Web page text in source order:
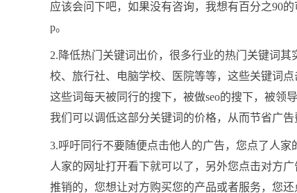
应该会问下吧，如果没有咨询，我想有百分之90
p。
2.降低热门关键词出价，很多行业的热门关键词
校、旅行社、电脑学校、医院等等，这些关键词
这些词每天被同行的搜下，被做seo的搜下，被领
我们可以调低这部分关键词的价格，从而节省广告
3.呼吁同行不要随便点击他人的广告，您点了人
人家的网址打开看下就可以了，另外您点击对方
推销的，您想让对方购买您的产品或者服务，您